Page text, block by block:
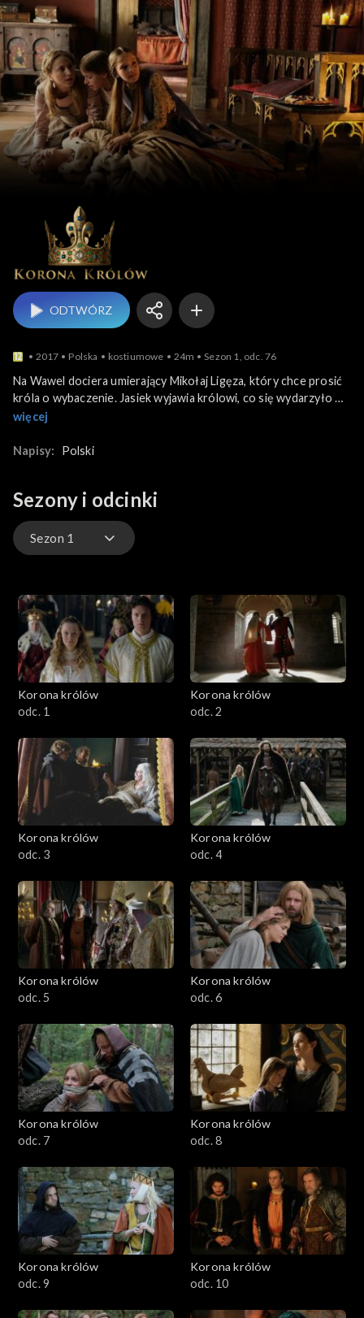
Korona królów
ODTWÓRZ
2017 Polska kostiumowe 24m Sezon 1, odc. 76
Na Wawel dociera umierający Mikołaj Ligęza, który chce prosić
króla o wybaczenie. Jasiek wyjawia królowi, co się wydarzyło w
Warszawie. Nekanda żyje nadzieją, że wkrótce Bożena go
młody organizm królowej pokona chorobę.
więcej
Napisy: Polski
Sezony i odcinki
Sezon 1
Sezon 2
Sezon 3
Korona królów
odc. 1
Korona królów
odc. 2
Korona królów
odc. 3
Korona królów
odc. 4
Korona królów
odc. 5
Korona królów
odc. 6
Korona królów
odc. 7
Korona królów
odc. 8
Korona królów
odc. 9
Korona królów
odc. 10